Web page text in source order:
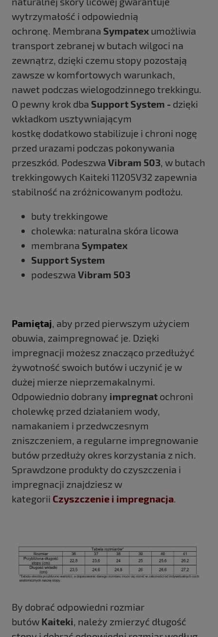
wytrzymałość i odpowiednią
ochronę. Membrana Sympatex umożliwia
transport zebranej w butach wilgoci na
zewnątrz, dzięki czemu stopy pozostają
zawsze w komfortowych warunkach,
nawet podczas wielogodzinnego trekkingu.
O pewny krok dba Support System - dzięki
wkładkom usztywniającym
kostkę dodatkowo stabilizuje i chroni nogę
przed urazami podczas pokonywania
przeszkód. Podeszwa Vibram 503 , w butach
trekkingowych Kaiteki 11205V32 zapewnia
stabilność na zróżnicowanym podłożu.
buty trekkingowe
cholewka: naturalna skóra licowa
membrana Sympatex
Support System
podeszwa Vibram 503
Pamiętaj , aby przed pierwszym użyciem
obuwia, zaimpregnować je. Dzięki
impregnacji możesz znacząco przedłużyć
żywotność swoich butów i uczynić je w
dużej mierze nieprzemakalnymi.
Odpowiednio dobrany impregnat ochroni
cholewkę przed działaniem wody,
namakaniem i przedwczesnym
zniszczeniem, a regularne impregnowanie
butów przedłuży okres korzystania z nich.
Sprawdzone produkty do czyszczenia i
impregnacji znajdziesz w
kategorii Czyszczenie i impregnacja
By dobrać odpowiedni rozmiar
butów Kaiteki, należy zmierzyć długość